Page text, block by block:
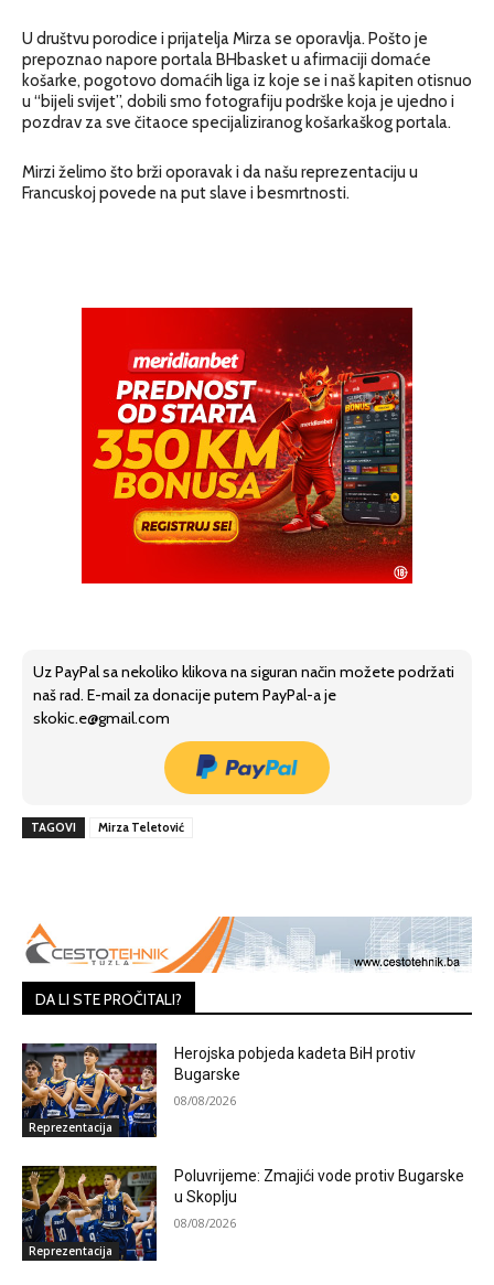
U društvu porodice i prijatelja Mirza se oporavlja. Pošto je
prepoznao napore portala BHbasket u afirmaciji domaće
košarke, pogotovo domaćih liga iz koje se i naš kapiten otisnuo
u “bijeli svijet”, dobili smo fotografiju podrške koja je ujedno i
pozdrav za sve čitaoce specijaliziranog košarkaškog portala.
Mirzi želimo što brži oporavak i da našu reprezentaciju u
Francuskoj povede na put slave i besmrtnosti.
Uz PayPal sa nekoliko klikova na siguran način možete podržati
naš rad. E-mail za donacije putem PayPal-a je
skokic.e@gmail.com
TAGOVI Mirza Teletović
DA LI STE PROČITALI?
Reprezentacija
Herojska pobjeda kadeta BiH protiv
Bugarske
08/08/2026
Reprezentacija
Poluvrijeme: Zmajići vode protiv Bugarske
u Skoplju
08/08/2026